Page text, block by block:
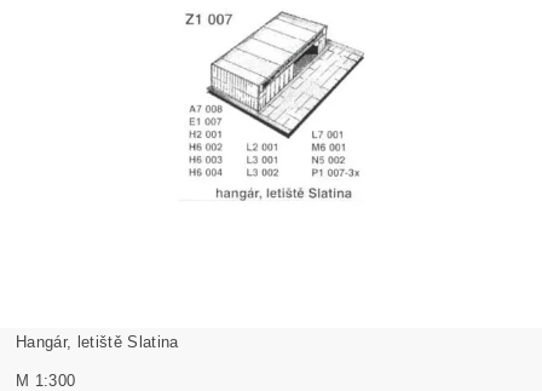
Hangár, letiště Slatina
M 1:300